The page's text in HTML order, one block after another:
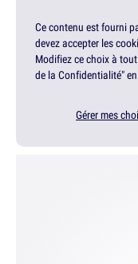
Ce contenu est fourni
devez accepter les
Modifiez ce choix à
de la Confidentialité"
Gérer mes